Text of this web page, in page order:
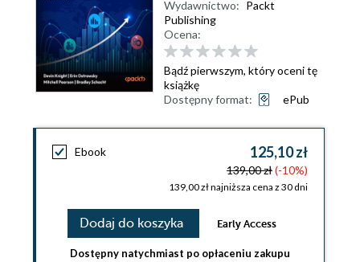
Wydawnictwo: Packt
Publishing
Ocena:
Bądź pierwszym, który oceni tę
książkę
Dostępny format:
ePub
Ebook 125,10 zł
139,00 zł(-10%)
139,00 zł najniższa cena z 30 dni
Dodaj do koszyka Early Access
Dostępny natychmiast po opłaceniu zakupu